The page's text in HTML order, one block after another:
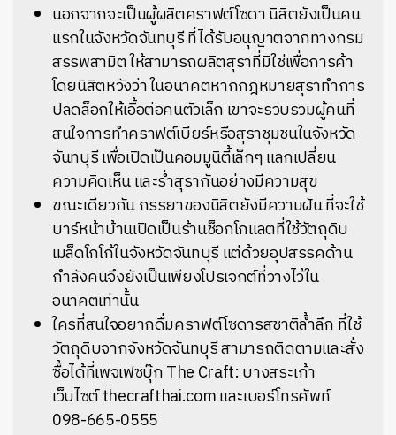
นอกจากจะเป็นผู้ผลิตคราฟต์โซดา นิสิตยังเป็นคน
แรกในจังหวัดจันทบุรี ที่ได้รับอนุญาตจากทางกรม
สรรพสามิต ให้สามารถผลิตสุราที่มิใช่เพื่อการค้า
โดยนิสิตหวังว่า ในอนาคตหากกฎหมายสุราทำการ
ปลดล็อกให้เอื้อต่อคนตัวเล็ก เขาจะรวบรวมผู้คนที่
สนใจการทำคราฟต์เบียร์หรือสุราชุมชนในจังหวัด
จันทบุรี เพื่อเปิดเป็นคอมมูนิตี้เล็กๆ แลกเปลี่ยน
ความคิดเห็น และร่ำสุรากันอย่างมีความสุข
ขณะเดียวกัน ภรรยาของนิสิตยังมีความฝัน ที่จะใช้
บาร์หน้าบ้านเปิดเป็นร้านช็อกโกแลตที่ใช้วัตถุดิบ
เมล็ดโกโก้ในจังหวัดจันทบุรี แต่ด้วยอุปสรรคด้าน
กำลังคนจึงยังเป็นเพียงโปรเจกต์ที่วางไว้ใน
อนาคตเท่านั้น
ใครที่สนใจอยากดื่มคราฟต์โซดารสชาติล้ำลึก ที่ใช้
วัตถุดิบจากจังหวัดจันทบุรี สามารถติดตามและสั่ง
ซื้อได้ที่เพจเฟซบุ๊ก The Craft: บางสระเก้า
เว็บไซต์ thecrafthai.com และเบอร์โทรศัพท์
098-665-0555